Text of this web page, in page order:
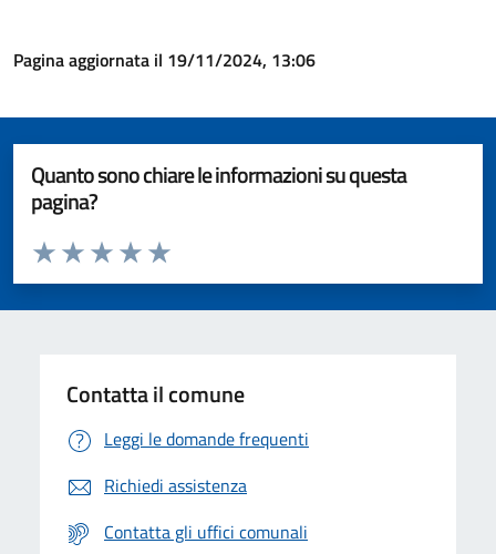
Pagina aggiornata il 19/11/2024, 13:06
Quanto sono chiare le informazioni su questa
pagina?
Valuta da 1 a 5 stelle la pagina
Valuta 5 stelle su 5
Valuta 4 stelle su 5
Valuta 3 stelle su 5
Valuta 2 stelle su 5
Valuta 1 stelle su 5
Contatta il comune
Leggi le domande frequenti
Richiedi assistenza
Contatta gli uffici comunali